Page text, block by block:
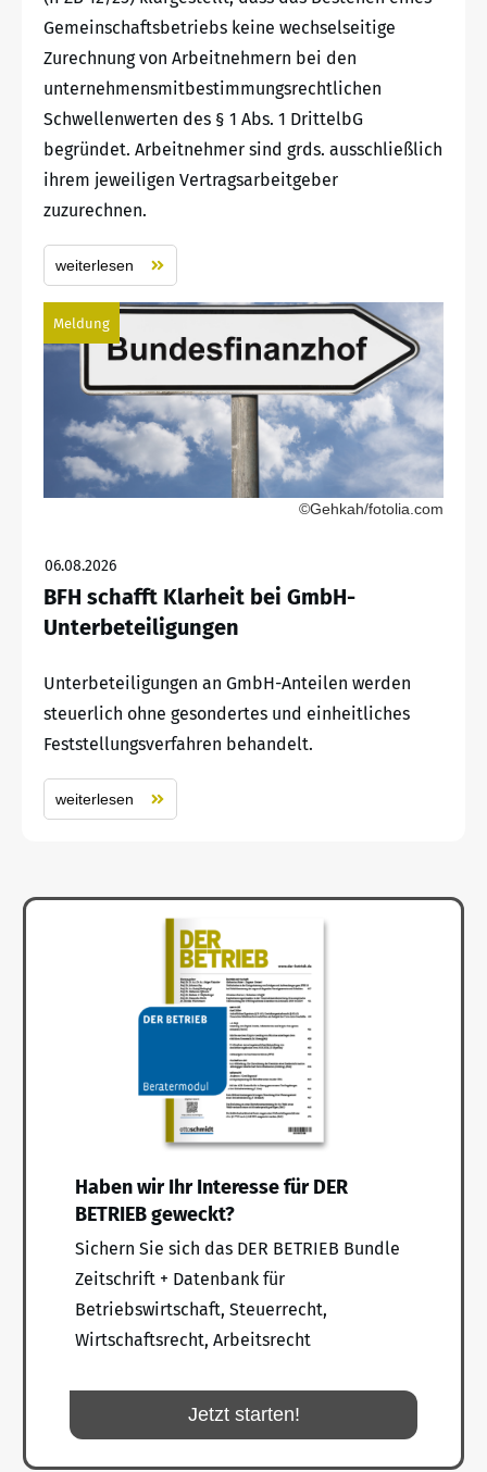
Gemeinschaftsbetriebs keine wechselseitige
Zurechnung von Arbeitnehmern bei den
unternehmensmitbestimmungsrechtlichen
Schwellenwerten des § 1 Abs. 1 DrittelbG
begründet. Arbeitnehmer sind grds. ausschließlich
ihrem jeweiligen Vertragsarbeitgeber
zuzurechnen.
weiterlesen
Meldung
©Gehkah/fotolia.com
06.08.2026
BFH schafft Klarheit bei GmbH-
Unterbeteiligungen
Unterbeteiligungen an GmbH-Anteilen werden
steuerlich ohne gesondertes und einheitliches
Feststellungsverfahren behandelt.
weiterlesen
Haben wir Ihr Interesse für DER
BETRIEB geweckt?
Sichern Sie sich das DER BETRIEB Bundle
Zeitschrift + Datenbank für
Betriebswirtschaft, Steuerrecht,
Wirtschaftsrecht, Arbeitsrecht
Jetzt starten!